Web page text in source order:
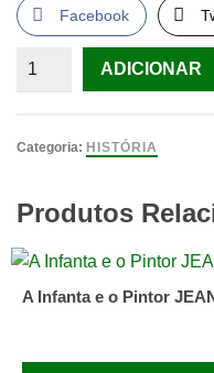
Facebook
Quantidade
Sobre
no
Pensamento
Amilcar
Autor:
ADICIONAR
Categoria: HISTÓRIA
Produtos
A Infanta e o Pintor